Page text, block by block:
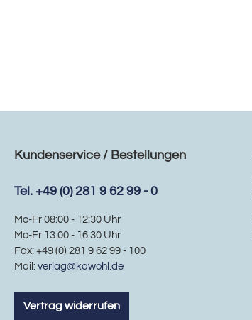
Kundenservice / Bestellungen
Tel. +49 (0) 281 9 62 99 - 0
Mo-Fr 08:00 - 12:30 Uhr
Mo-Fr 13:00 - 16:30 Uhr
Fax: +49 (0) 281 9 62 99 - 100
Mail: verlag@kawohl.de
Vertrag widerrufen